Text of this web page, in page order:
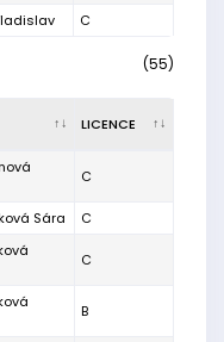
C
(55)
LICENCE
C
Sára C
C
B